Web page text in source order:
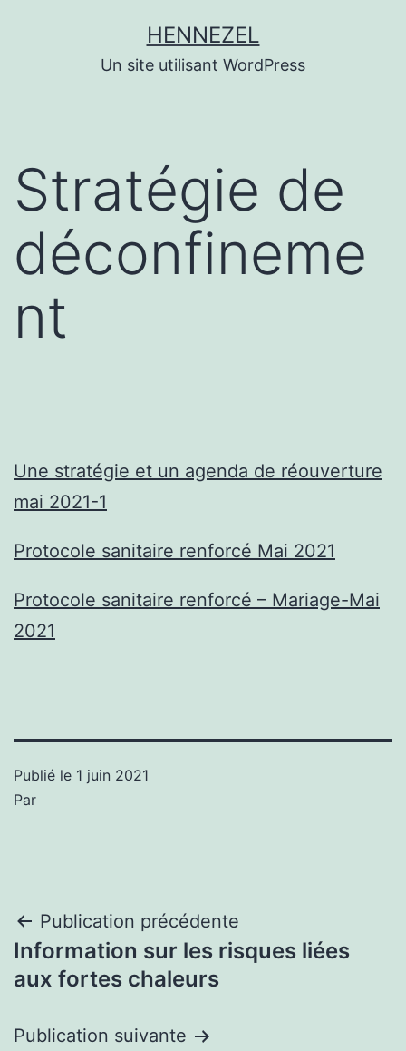
HENNEZEL
Un site utilisant WordPress
Stratégie de
déconfineme
nt
Une stratégie et un agenda de réouverture
mai 2021-1
Protocole sanitaire renforcé Mai 2021
Protocole sanitaire renforcé – Mariage-Mai
2021
Publié le 1 juin 2021
Par
Navigation
de
Publication précédente
Information sur les risques liées
aux fortes chaleurs
Publication suivante